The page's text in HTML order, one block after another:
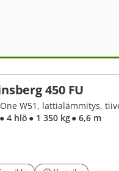
450 FU
W51, lattialämmitys,
● 4 hlö ● 1 350 kg● 6,6 m